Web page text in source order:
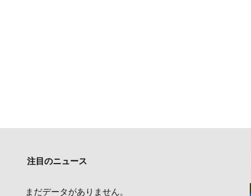
注目のニュース
まだデータがありません。